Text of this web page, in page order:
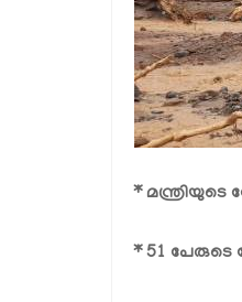
*
* 51 പേരുടെ